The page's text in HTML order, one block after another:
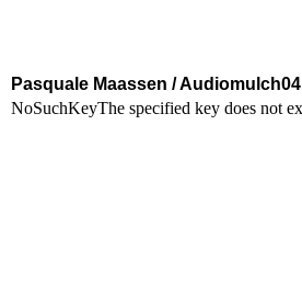
Pasquale Maassen / Audiomulch04